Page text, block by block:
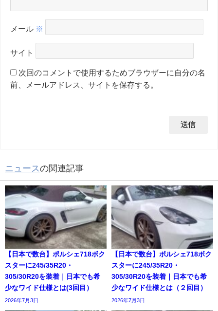
メール ※
サイト
次回のコメントで使用するためブラウザーに自分の名
前、メールアドレス、サイトを保存する。
ニュースの関連記事
【日本で数台】ポルシェ718ボク
スターに245/35R20・
305/30R20を装着｜日本でも希
少なワイド仕様とは(3回目）
2026年7月3日
【日本で数台】ポルシェ718ボク
スターに245/35R20・
305/30R20を装着｜日本でも希
少なワイド仕様とは（２回目）
2026年7月3日